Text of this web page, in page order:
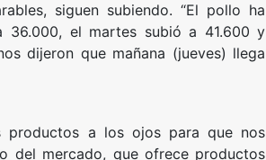
siguen subiendo. “El pollo ha
36.000, el martes subió a 41.600 y
dijeron que mañana (jueves) llega
productos a los ojos para que nos
del mercado, que ofrece productos